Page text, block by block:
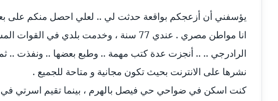
مدونة اسماء خوجة عاملة
مدونة أسماء كاشف عاملة
مدونة أسماء نور الدين
مدونة اسماعيل ابو زيد عاملة
يؤسفني أن أزعجكم بواقعة حدثت لي .. لعلي احصل منكم على
انا مواطن مصري . عندي 77 سنة ، وخدمت
الرادرجي .. .. أنجزت عدة كتب مهمة .. وطبع بعضها .. ونفذت ..
نشرها على الانترنت بحيث تكون مجانية و متاحة للجميع .
كنت اسكن في ضواحي حي فيصل بالهرم ، بينما تقيم اسرتي في